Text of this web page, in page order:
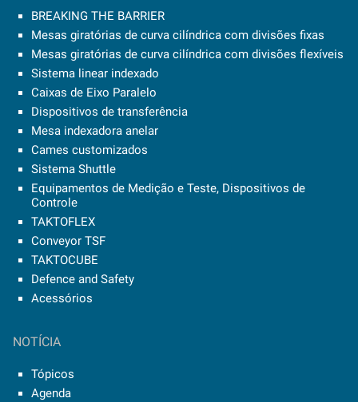
BREAKING THE BARRIER
Mesas giratórias de curva cilíndrica com divisões fixas
Mesas giratórias de curva cilíndrica com divisões flexíveis
Sistema linear indexado
Caixas de Eixo Paralelo
Dispositivos de transferência
Mesa indexadora anelar
Cames customizados
Sistema Shuttle
Equipamentos de Medição e Teste, Dispositivos de
Controle
TAKTOFLEX
Conveyor TSF
TAKTOCUBE
Defence and Safety
Acessórios
NOTÍCIA
Tópicos
Agenda